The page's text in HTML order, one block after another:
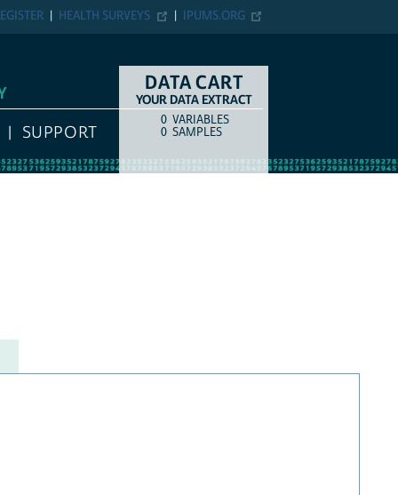
IPUMS.ORG
HEALTH SURVEYS
SUPPORT
DATA CART
YOUR DATA EXTRACT
COUNTITEM TYPE
0 VARIABLES
0 SAMPLES